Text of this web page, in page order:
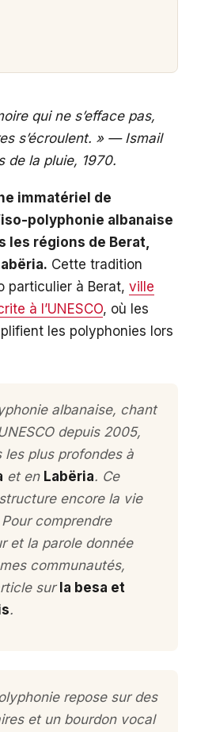
qui ne s’efface pas,
s’écroulent. » — Ismail
de la pluie, 1970.
immatériel de
polyphonie albanaise
les régions de Berat,
Cette tradition
particulier à Berat, ville
à l’UNESCO, où les
les polyphonies lors
albanaise, chant
depuis 2005,
les plus profondes à
et en Labëria. Ce
encore la vie
comprendre
et la parole donnée
communautés,
sur la besa et
.
repose sur des
et un bourdon vocal